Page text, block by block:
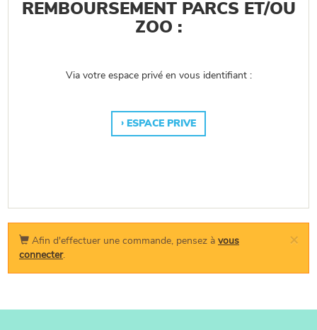
REMBOURSEMENT PARCS ET/OU
ZOO :
Via votre espace privé en vous identifiant :
ESPACE PRIVE
×
Afin d'effectuer une commande, pensez à vous
connecter.